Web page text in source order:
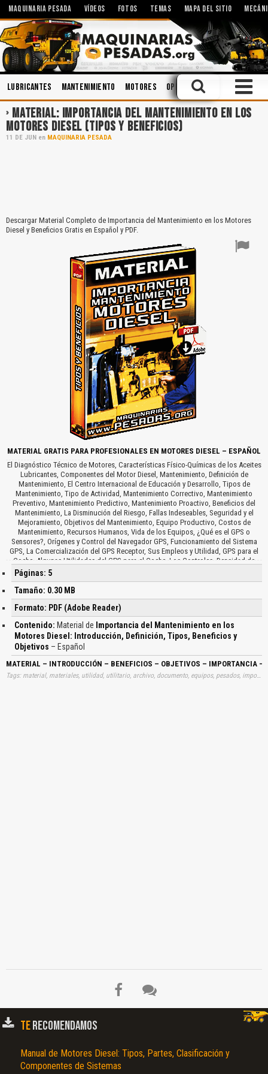
MAQUINARIA PESADA VÍDEOS FOTOS TEMAS MAPA DEL SITIO
Lubricantes Mantenimiento Motores Operación Cucharones
MATERIAL: IMPORTANCIA DEL MANTENIMIENTO EN LOS
MOTORES DIESEL (TIPOS Y BENEFICIOS)
11 DE JUN en MAQUINARIA PESADA
Descargar Material Completo de Importancia del Mantenimiento en los Motores
Diesel y Beneficios Gratis en Español y PDF.
MATERIAL GRATIS PARA PROFESIONALES EN MOTORES DIESEL – ESPAÑOL
El Diagnóstico Técnico de Motores, Características Físico-Químicas de los Aceites
Lubricantes, Componentes del Motor Diesel, Mantenimiento, Definición de
Mantenimiento, El Centro Internacional de Educación y Desarrollo, Tipos de
Mantenimiento, Tipo de Actividad, Mantenimiento Correctivo, Mantenimiento
Preventivo, Mantenimiento Predictivo, Mantenimiento Proactivo, Beneficios del
Mantenimiento, La Disminución del Riesgo, Fallas Indeseables, Seguridad y el
Mejoramiento, Objetivos del Mantenimiento, Equipo Productivo, Costos de
Mantenimiento, Recursos Humanos, Vida de los Equipos, ¿Qué es el GPS o
Sensores?, Orígenes y Control del Navegador GPS, Funcionamiento del Sistema
GPS, La Comercialización del GPS Receptor, Sus Empleos y Utilidad, GPS para el
Coche, Algunas Utilidades del GPS para el Coche, Los Controles, Densidad de
Páginas: 5
Tamaño: 0.30 MB
Formato: PDF (Adobe Reader)
Contenido: Material de Importancia del Mantenimiento en los
Motores Diesel: Introducción, Definición, Tipos, Beneficios y
Objetivos – Español
MATERIAL – INTRODUCCIÓN – BENEFICIOS – OBJETIVOS – IMPORTANCIA
TERECOMENDAMOS
Manual de Motores Diesel: Tipos, Partes, Clasificación y
Componentes de Sistemas